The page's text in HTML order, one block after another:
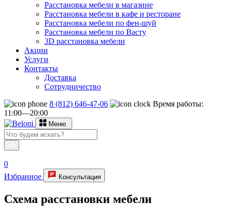
Расстановка мебели в магазине
Расстановка мебели в кафе и ресторане
Расстановка мебели по фен-шуй
Расстановка мебели по Васту
3D расстановка мебели
Акции
Услуги
Контакты
Доставка
Сотрудничество
8 (812) 646-47-06
Время работы:
11:00—20:00
Меню
0
Избранное
Консультация
Схема расстановки мебели